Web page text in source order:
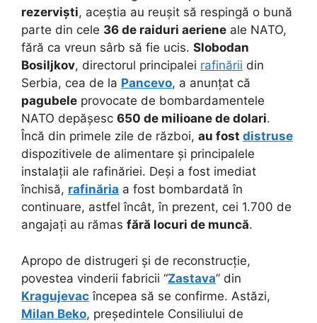
rezerviști, aceștia au reușit să respingă o bună
parte din cele 36 de raiduri aeriene ale NATO,
fără ca vreun sârb să fie ucis. Slobodan
Bosiljkov, directorul principalei rafinării din
Serbia, cea de la Pancevo, a anunțat că
pagubele provocate de bombardamentele
NATO depășesc 650 de milioane de dolari.
Încă din primele zile de război, au fost distruse
dispozitivele de alimentare și principalele
instalații ale rafinăriei. Deși a fost imediat
închisă, rafinăria a fost bombardată în
continuare, astfel încât, în prezent, cei 1.700 de
angajați au rămas fără locuri de muncă.
Apropo de distrugeri și de reconstrucție,
povestea vinderii fabricii “Zastava” din
Kragujevac începea să se confirme. Astăzi,
Milan Beko, președintele Consiliului de